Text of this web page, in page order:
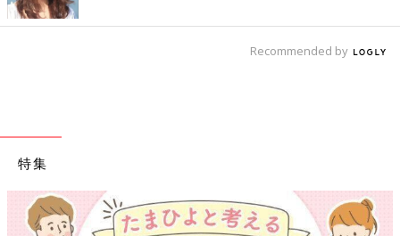
Recommended by
特集